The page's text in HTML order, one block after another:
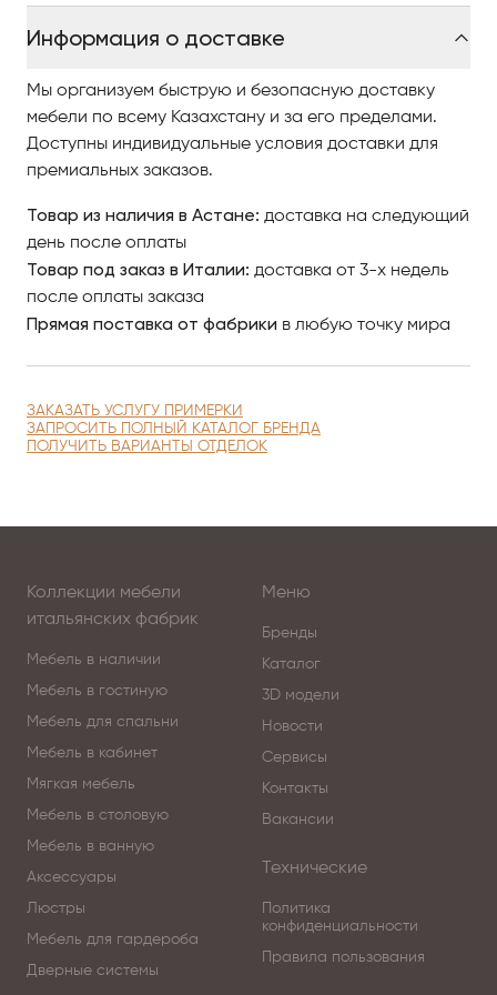
стиле Montgomery.
Чтобы купить итальянскую мебель в Астанае
компании Gamma, изучайте наш интернет-каталог,
где разнообразные модели представлены
качественными фото, сравнивайте понравившиеся
По вопросам приобретения элитной мебели в
Астанае обращайтесь в Antonovich Home.
Информация о доставке
Мы организуем быструю и безопасную доставку
мебели по всему Казахстану и за его пределами.
Доступны индивидуальные условия доставки для
премиальных заказов.
Товар из наличия в Астане: доставка на следующий
день после оплаты
Товар под заказ в Италии: доставка от 3-х недель
после оплаты заказа
Прямая поставка от фабрики в любую точку мира
ЗАКАЗАТЬ УСЛУГУ ПРИМЕРКИ
ЗАПРОСИТЬ ПОЛНЫЙ КАТАЛОГ БРЕНДА
ПОЛУЧИТЬ ВАРИАНТЫ ОТДЕЛОК
Коллекции мебели
итальянских фабрик
Мебель в наличии
Мебель в гостиную
Мебель для спальни
Мебель в кабинет
Мягкая мебель
Мебель в столовую
Мебель в ванную
Аксессуары
Люстры
Мебель для гардероба
Дверные системы
Меню
Бренды
Каталог
3D модели
Новости
Сервисы
Контакты
Вакансии
Технические
Политика
конфиденциальности
Правила пользования